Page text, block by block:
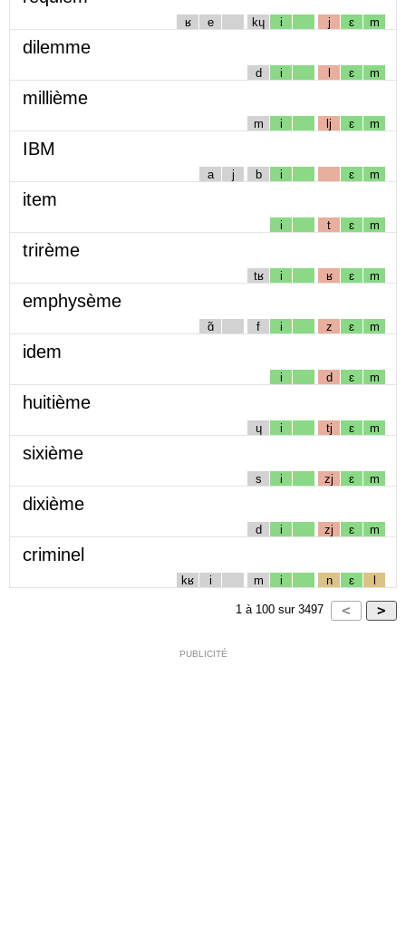
ʁ e kɥ i j ɛ m
dilemme
d i l ɛ m
millième
m i lj ɛ m
IBM
a j b i ɛ m
item
i t ɛ m
trirème
tʁ i ʁ ɛ m
emphysème
ɑ̃ f i z ɛ m
idem
i d ɛ m
huitième
ɥ i tj ɛ m
sixième
s i zj ɛ m
dixième
d i zj ɛ m
criminel
kʁ i m i n ɛ l
1 à 100 sur 3497
PUBLICITÉ